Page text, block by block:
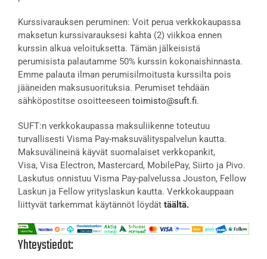
Kurssivarauksen peruminen: Voit perua verkkokaupassa
maksetun kurssivarauksesi kahta (2) viikkoa ennen
kurssin alkua veloituksetta. Tämän jälkeisistä
perumisista palautamme 50% kurssin kokonaishinnasta.
Emme palauta ilman perumisilmoitusta kurssilta pois
jääneiden maksusuorituksia. Perumiset tehdään
sähköpostitse osoitteeseen toimisto@suft.fi.
SUFT:n verkkokaupassa maksuliikenne toteutuu
turvallisesti Visma Pay-maksuvälityspalvelun kautta.
Maksuvälineinä käyvät suomalaiset verkkopankit,
Visa, Visa Electron, Mastercard, MobilePay, Siirto ja Pivo.
Laskutus onnistuu Visma Pay-palvelussa Jouston, Fellow
Laskun ja Fellow yrityslaskun kautta. Verkkokauppaan
liittyvät tarkemmat käytännöt löydät täältä.
Yhteystiedot: